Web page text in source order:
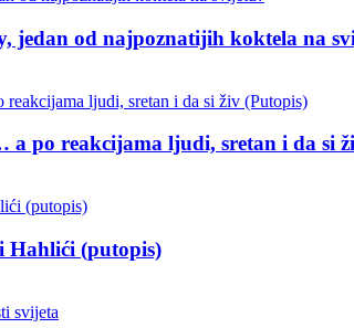
jedan od najpoznatijih koktela na
a po reakcijama ljudi, sretan i da si
Hahlići (putopis)